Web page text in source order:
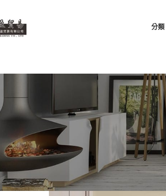
分類